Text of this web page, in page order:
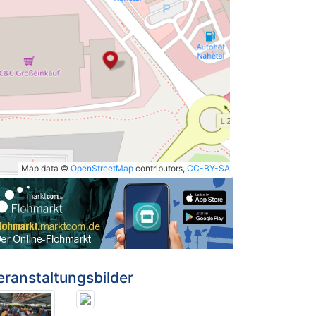
Map data © OpenStreetMap contributors, CC-BY-SA